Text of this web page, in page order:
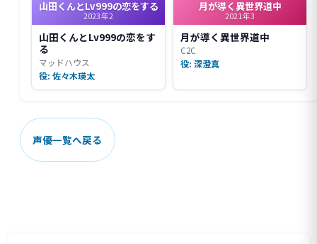
山田くんとLv999の恋をする
2023年2
山田くんとLv999の恋をす
る
マッドハウス
役: 佐々木瑛太
月が導く異世界道中
2021年3
月が導く異世界道中
C2C
役: 深澄真
声優一覧へ戻る